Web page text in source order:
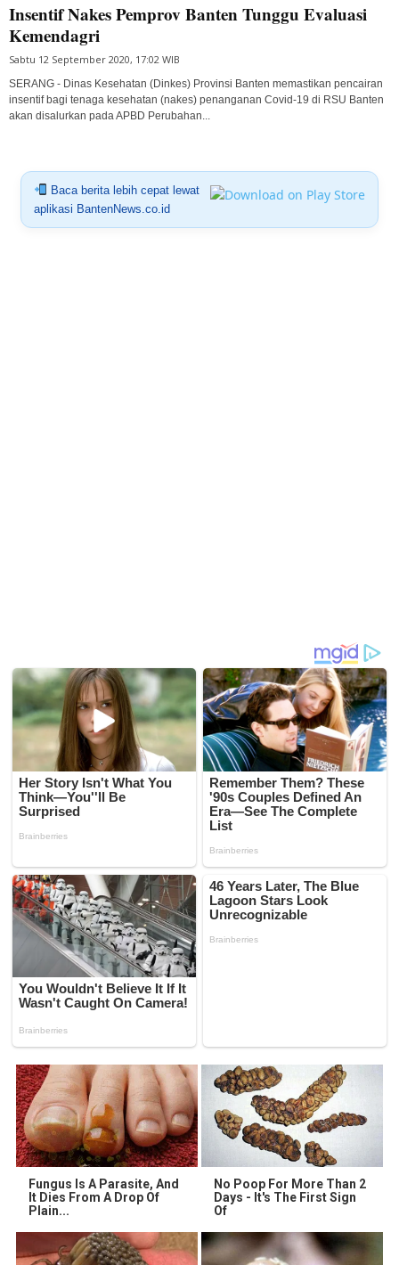
Insentif Nakes Pemprov Banten Tunggu Evaluasi
Kemendagri
Sabtu 12 September 2020, 17:02 WIB
SERANG - Dinas Kesehatan (Dinkes) Provinsi Banten memastikan pencairan
insentif bagi tenaga kesehatan (nakes) penanganan Covid-19 di RSU Banten
akan disalurkan pada APBD Perubahan...
Baca berita lebih cepat lewat
aplikasi BantenNews.co.id
Fungus Is A Parasite, And
It Dies From A Drop Of
Plain...
No Poop For More Than 2
Days - It's The First Sign
Of